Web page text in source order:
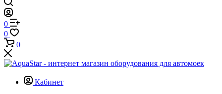
0
0
0
Кабинет